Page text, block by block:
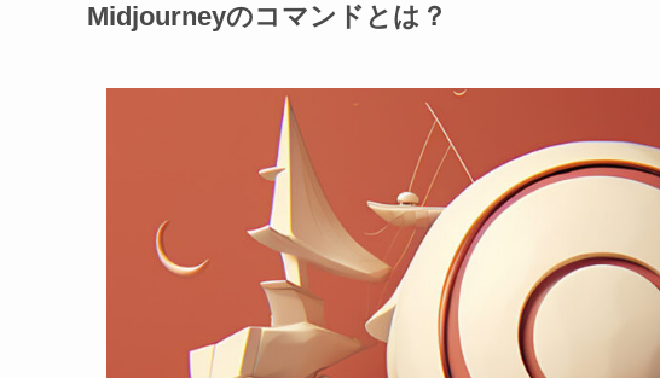
Midjourneyのコマンドとは？